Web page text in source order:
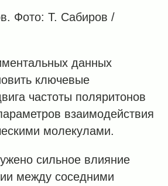
Фото: Т. Сабиров /
данных
ключевые
частоты поляритонов
взаимодействия
молекулами.
сильное влияние
между соседними